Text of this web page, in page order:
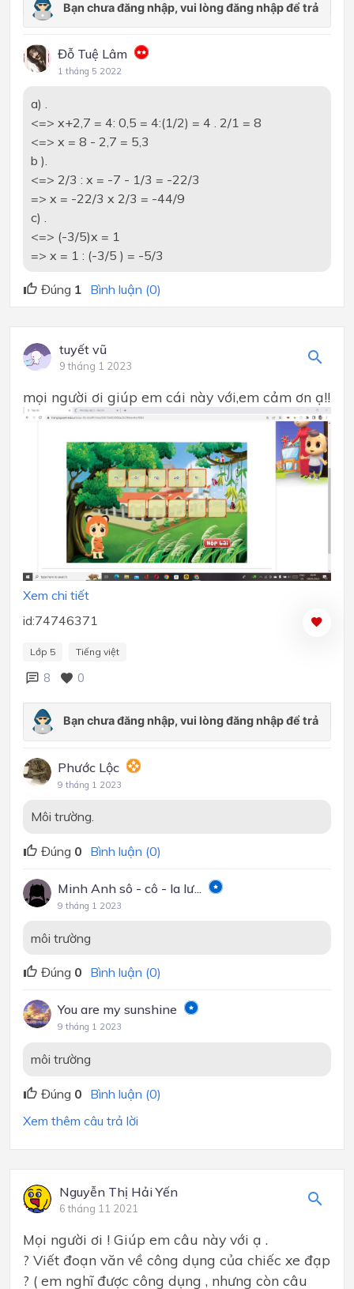
Đỗ Tuệ Lâm
1 tháng 5 2022
a) .
<=> x+2,7 = 4: 0,5 = 4:(1/2) = 4 . 2/1 = 8
<=> x = 8 - 2,7 = 5,3
b ).
<=> 2/3 : x = -7 - 1/3 = -22/3
=> x = -22/3 x 2/3 = -44/9
c) .
<=> (-3/5)x = 1
=> x = 1 : (-3/5 ) = -5/3
Đúng 1 Bình luận (0)
tuyết vũ
9 tháng 1 2023
mọi người ơi giúp em cái này với,em cảm ơn ạ!!
Xem chi tiết
id:74746371
Lớp 5 Tiếng việt
8 0
Phước Lộc
9 tháng 1 2023
Môi trường.
Đúng 0 Bình luận (0)
Minh Anh sô - cô - la lư...
9 tháng 1 2023
môi trường
Đúng 0 Bình luận (0)
You are my sunshine
9 tháng 1 2023
môi trường
Đúng 0 Bình luận (0)
Xem thêm câu trả lời
Nguyễn Thị Hải Yến
6 tháng 11 2021
Mọi người ơi ! Giúp em câu này với ạ .
? Viết đoạn văn về công dụng của chiếc xe đạp
? ( em nghĩ được công dụng , nhưng còn câu